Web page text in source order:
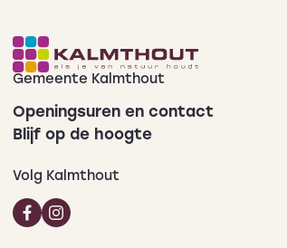
Gemeente Kalmthout
Openingsuren en contact
Blijf op de hoogte
Volg Kalmthout